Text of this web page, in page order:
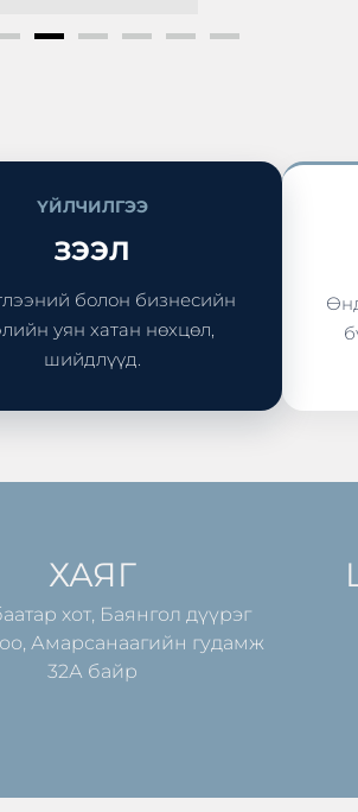
ҮЙЛЧИЛГЭЭ
ЗЭЭЛ
болон бизнесийн
уян хатан нөхцөл,
шийдлүүд.
ХАЯГ
хот, Баянгол дүүрэг
Амарсанаагийн гудамж
32А байр